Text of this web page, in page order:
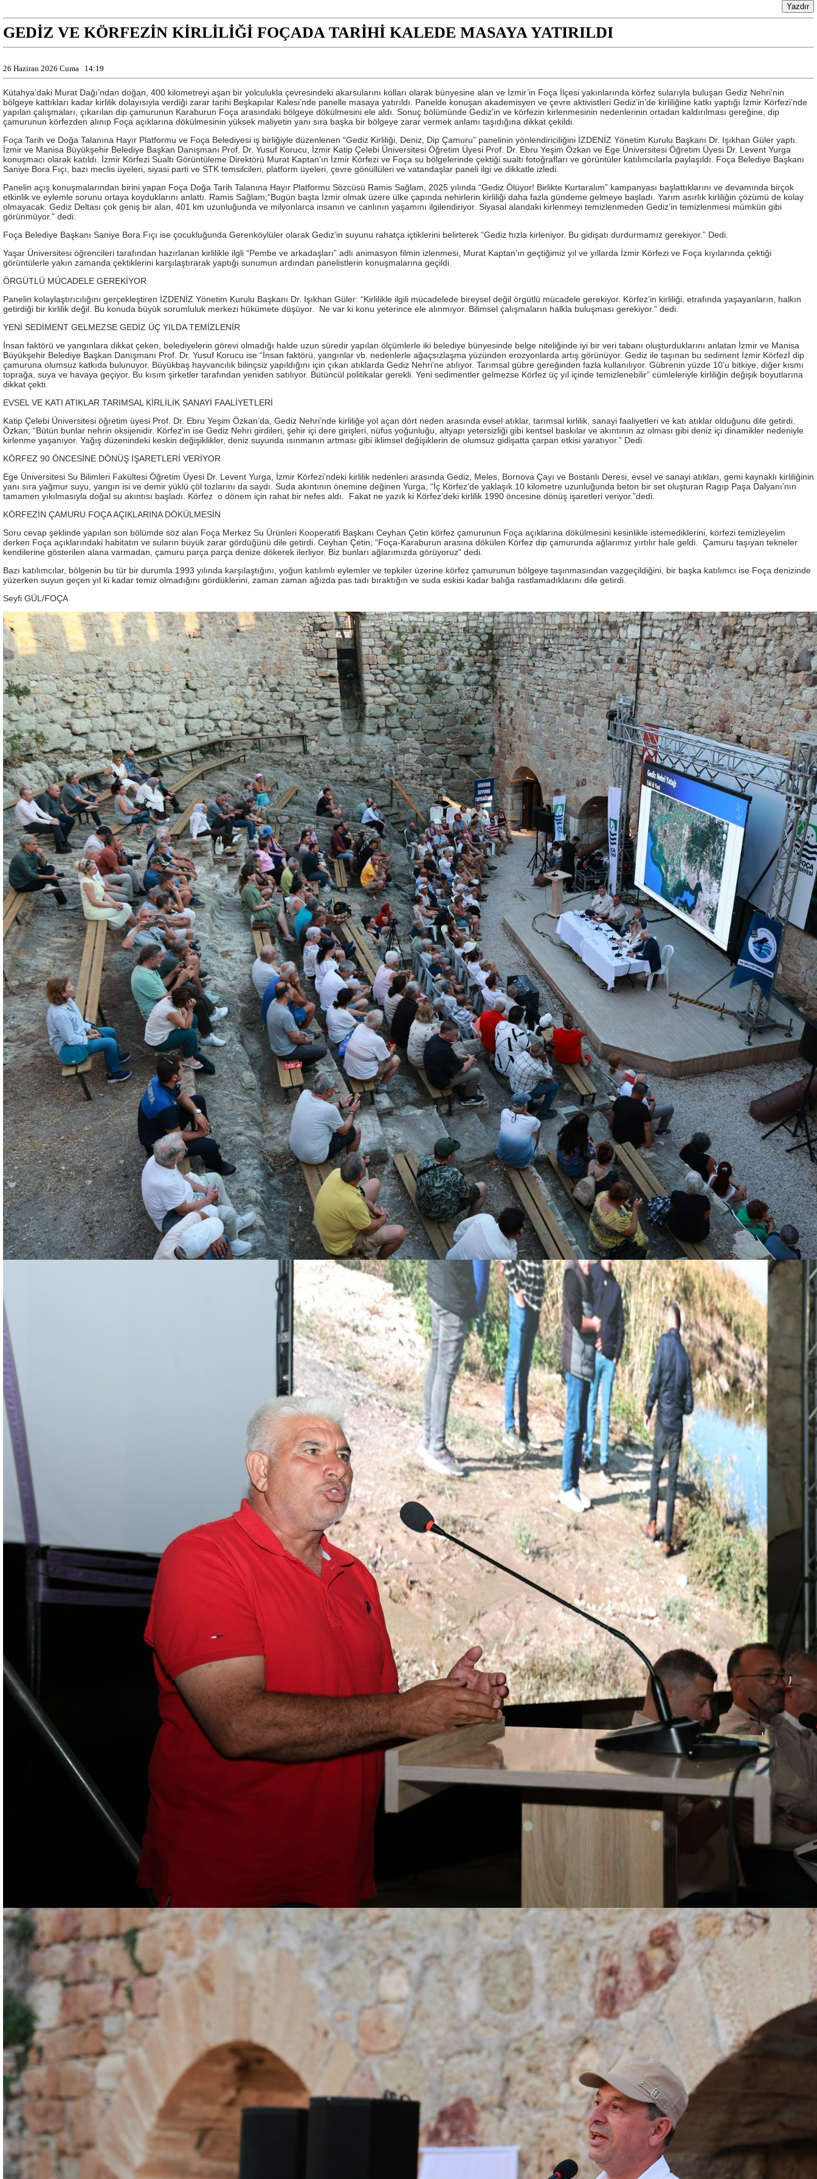
GEDİZ VE KÖRFEZİN KİRLİLİĞİ FOÇADA TARİHİ KALEDE MASAYA YATIRILDI
26 Haziran 2026 Cuma 14:19
Kütahya’daki Murat Dağı’ndan doğan, 400 kilometreyi aşan bir yolculukla çevresindeki akarsularını kolları olarak bünyesine alan ve İzmir’in Foça İlçesi yakınlarında körfez sularıyla buluşan Gediz Nehri’nin
bölgeye kattıkları kadar kirlilik dolayısıyla verdiği zarar tarihi Beşkapılar Kalesi’nde panelle masaya yatırıldı. Panelde konuşan akademisyen ve çevre aktivistleri Gediz’in’de kirliliğine katkı yaptığı İzmir Körfezi’nde
yapılan çalışmaları, çıkarılan dip çamurunun Karaburun Foça arasındaki bölgeye dökülmesini ele aldı. Sonuç bölümünde Gediz’in ve körfezin kirlenmesinin nedenlerinin ortadan kaldırılması gereğine, dip
çamurunun körfezden alınıp Foça açıklarına dökülmesinin yüksek maliyetin yanı sıra başka bir bölgeye zarar vermek anlamı taşıdığına dikkat çekildi.
Foça Tarih ve Doğa Talanına Hayır Platformu ve Foça Belediyesi iş birliğiyle düzenlenen “Gediz Kirliliği, Deniz, Dip Çamuru” panelinin yönlendiriciliğini İZDENİZ Yönetim Kurulu Başkanı Dr. Işıkhan Güler yaptı.
İzmir ve Manisa Büyükşehir Belediye Başkan Danışmanı Prof. Dr. Yusuf Korucu, İzmir Katip Çelebi Üniversitesi Öğretim Üyesi Prof. Dr. Ebru Yeşim Özkan ve Ege Üniversitesi Öğretim Üyesi Dr. Levent Yurga
konuşmacı olarak katıldı. İzmir Körfezi Sualtı Görüntüleme Direktörü Murat Kaptan’ın İzmir Körfezi ve Foça su bölgelerinde çektiği sualtı fotoğrafları ve görüntüler katılımcılarla paylaşıldı. Foça Belediye Başkanı
Saniye Bora Fıçı, bazı meclis üyeleri, siyasi parti ve STK temsilcileri, platform üyeleri, çevre gönüllüleri ve vatandaşlar paneli ilgi ve dikkatle izledi.
Panelin açış konuşmalarından birini yapan Foça Doğa Tarih Talanına Hayır Platformu Sözcüsü Ramis Sağlam, 2025 yılında “Gediz Ölüyor! Birlikte Kurtaralım” kampanyası başlattıklarını ve devamında birçok
etkinlik ve eylemle sorunu ortaya koyduklarını anlattı. Ramis Sağlam;“Bugün başta İzmir olmak üzere ülke çapında nehirlerin kirliliği daha fazla gündeme gelmeye başladı. Yarım asırlık kirliliğin çözümü de kolay
olmayacak. Gediz Deltası çok geniş bir alan, 401 km uzunluğunda ve milyonlarca insanın ve canlının yaşamını ilgilendiriyor. Siyasal alandaki kirlenmeyi temizlenmeden Gediz’in temizlenmesi mümkün gibi
görünmüyor.” dedi.
Foça Belediye Başkanı Saniye Bora Fıçı ise çocukluğunda Gerenköylüler olarak Gediz’in suyunu rahatça içtiklerini belirterek “Gediz hızla kirleniyor. Bu gidişatı durdurmamız gerekiyor.” Dedi.
Yaşar Üniversitesi öğrencileri tarafından hazırlanan kirlilikle ilgli “Pembe ve arkadaşları” adlı animasyon filmin izlenmesi, Murat Kaptan’ın geçtiğimiz yıl ve yıllarda İzmir Körfezi ve Foça kıyılarında çektiği
görüntülerle yakın zamanda çektiklerini karşılaştırarak yaptığı sunumun ardından panelistlerin konuşmalarına geçildi.
ÖRGÜTLÜ MÜCADELE GEREKİYOR
Panelin kolaylaştırıcılığını gerçekleştiren İZDENİZ Yönetim Kurulu Başkanı Dr. Işıkhan Güler: “Kirlilikle ilgili mücadelede bireysel değil örgütlü mücadele gerekiyor. Körfez’in kirliliği, etrafında yaşayanların, halkın
getirdiği bir kirlilik değil. Bu konuda büyük sorumluluk merkezi hükümete düşüyor. Ne var ki konu yeterince ele alınmıyor. Bilimsel çalışmaların halkla buluşması gerekiyor.” dedi.
YENİ SEDİMENT GELMEZSE GEDİZ ÜÇ YILDA TEMİZLENİR
İnsan faktörü ve yangınlara dikkat çeken, belediyelerin görevi olmadığı halde uzun süredir yapılan ölçümlerle iki belediye bünyesinde belge niteliğinde iyi bir veri tabanı oluşturduklarını anlatan İzmir ve Manisa
Büyükşehir Belediye Başkan Danışmanı Prof. Dr. Yusuf Korucu ise “İnsan faktörü, yangınlar vb. nedenlerle ağaçsızlaşma yüzünden erozyonlarda artış görünüyor. Gediz ile taşınan bu sediment İzmir Körfezİ dip
çamuruna olumsuz katkıda bulunuyor. Büyükbaş hayvancılık bilinçsiz yapıldığını için çıkan atıklarda Gediz Nehri’ne atılıyor. Tarımsal gübre gereğinden fazla kullanılıyor. Gübrenin yüzde 10’u bitkiye, diğer kısmı
toprağa, suya ve havaya geçiyor. Bu kısım şirketler tarafından yeniden satılıyor. Bütüncül politikalar gerekli. Yeni sedimentler gelmezse Körfez üç yıl içinde temizlenebilir” cümleleriyle kirliliğin değişik boyutlarına
dikkat çekti.
EVSEL VE KATI ATIKLAR TARIMSAL KİRLİLİK SANAYİ FAALİYETLERİ
Katip Çelebi Üniversitesi öğretim üyesi Prof. Dr. Ebru Yeşim Özkan’da, Gediz Nehri’nde kirliliğe yol açan dört neden arasında evsel atıklar, tarımsal kirlilik, sanayi faaliyetleri ve katı atıklar olduğunu dile getirdi.
Özkan; “Bütün bunlar nehrin oksijenidir. Körfez’in ise Gediz Nehri girdileri, şehir içi dere girişleri, nüfus yoğunluğu, altyapı yetersizliği gibi kentsel baskılar ve akıntının az olması gibi deniz içi dinamikler nedeniyle
kirlenme yaşanıyor. Yağış düzenindeki keskin değişiklikler, deniz suyunda ısınmanın artması gibi iklimsel değişiklerin de olumsuz gidişatta çarpan etkisi yaratıyor.” Dedi.
KÖRFEZ 90 ÖNCESİNE DÖNÜŞ İŞARETLERİ VERİYOR
Ege Üniversitesi Su Bilimleri Fakültesi Öğretim Üyesi Dr. Levent Yurga, İzmir Körfezi’ndeki kirlilik nedenleri arasında Gediz, Meles, Bornova Çayı ve Bostanlı Deresi, evsel ve sanayi atıkları, gemi kaynaklı kirliliğinin
yanı sıra yağmur suyu, yangın isi ve demir yüklü çöl tozlarını da saydı. Suda akıntının önemine değinen Yurga, “İç Körfez’de yaklaşık 10 kilometre uzunluğunda beton bir set oluşturan Ragıp Paşa Dalyanı’nın
tamamen yıkılmasıyla doğal su akıntısı başladı. Körfez o dönem için rahat bir nefes aldı. Fakat ne yazık ki Körfez’deki kirlilik 1990 öncesine dönüş işaretleri veriyor.”dedi.
KÖRFEZİN ÇAMURU FOÇA AÇIKLARINA DÖKÜLMESİN
Soru cevap şeklinde yapılan son bölümde söz alan Foça Merkez Su Ürünleri Kooperatifi Başkanı Ceyhan Çetin körfez çamurunun Foça açıklarına dökülmesini kesinlikle istemediklerini, körfezi temizleyelim
derken Foça açıklarındaki habitatın ve suların büyük zarar gördüğünü dile getirdi. Ceyhan Çetin; “Foça-Karaburun arasına dökülen Körfez dip çamurunda ağlarımız yırtılır hale geldi. Çamuru taşıyan tekneler
kendilerine gösterilen alana varmadan, çamuru parça parça denize dökerek ilerliyor. Biz bunları ağlarımızda görüyoruz” dedi.
Bazı katılımcılar, bölgenin bu tür bir durumla 1993 yılında karşılaştığını, yoğun katılımlı eylemler ve tepkiler üzerine körfez çamurunun bölgeye taşınmasından vazgeçildiğini, bir başka katılımcı ise Foça denizinde
yüzerken suyun geçen yıl ki kadar temiz olmadığını gördüklerini, zaman zaman ağızda pas tadı bıraktığın ve suda eskisi kadar balığa rastlamadıklarını dile getirdi.
Seyfi GÜL/FOÇA